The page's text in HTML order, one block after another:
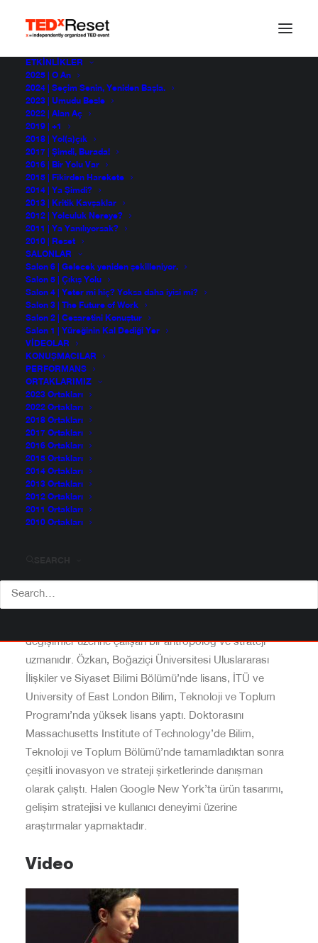
ETKINLIKLER
2025 | O An
2024 | Seçim Senin, Yeniden Başla.
2023 | Umudu Besle
2022 | Alan Aç
2019 | +1
2018 | Yol(a)çık
2017 | Şimdi, Burada!
2016 | Bir Yolu Var
2015 | Fikirden Harekete
2014 | Ya Şimdi?
2013 | Kritik Kavşaklar
2012 | Yolculuk Nereye?
2011 | Ya Yanılıyorsak?
2010 | Reset
SALONLAR
Salon 6 | Gelecek yeniden şekilleniyor.
Salon 5 | Çıkış Yolu
Salon 4 | Yeter mi hiç? Yoksa daha iyisi mi?
Salon 3 | The Future of Work
Salon 2 | Cesaretini Konuştur
Salon 1 | Yüreğinin Kal Dediği Yer
VIDEOLAR
KONUŞMACILAR
PERFORMANS
ORTAKLARIMIZ
2023 Ortakları
2022 Ortakları
2018 Ortakları
2017 Ortakları
2016 Ortakları
2015 Ortakları
2014 Ortakları
2013 Ortakları
2012 Ortakları
2011 Ortakları
2010 Ortakları
Kıdemli Kullanıcı Deneyimi Araştırmacısı
değişimler üzerine çalışan bir antropolog ve strateji
uzmanıdır. Özkan, Boğaziçi Üniversitesi Uluslararası
İlişkiler ve Siyaset Bilimi Bölümü’nde lisans, İTÜ ve
University of East London Bilim, Teknoloji ve Toplum
Programı’nda yüksek lisans yaptı. Doktorasını
Massachusetts Institute of Technology’de Bilim,
Teknoloji ve Toplum Bölümü’nde tamamladıktan sonra
çeşitli inovasyon ve strateji şirketlerinde danışman
olarak çalıştı. Halen Google New York’ta ürün tasarımı,
gelişim stratejisi ve kullanıcı deneyimi üzerine
araştırmalar yapmaktadır.
Video